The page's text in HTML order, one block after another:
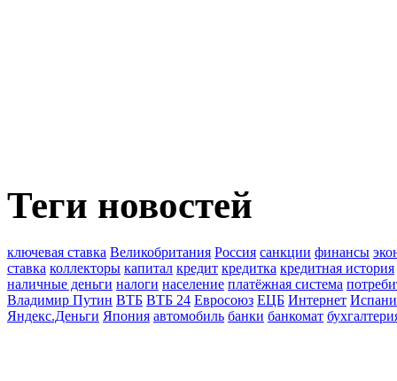
Теги новостей
ключевая ставка Великобритания Россия санкции финансы
ставка коллекторы капитал кредит кредитка кредитная история
наличные деньги налоги население платёжная система
Владимир Путин ВТБ ВТБ 24 Евросоюз ЕЦБ Интернет
Яндекс.Деньги Япония автомобиль банки банкомат